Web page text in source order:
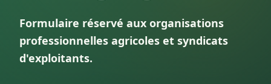
Formulaire réservé aux organisations
professionnelles agricoles et syndicats
d'exploitants.